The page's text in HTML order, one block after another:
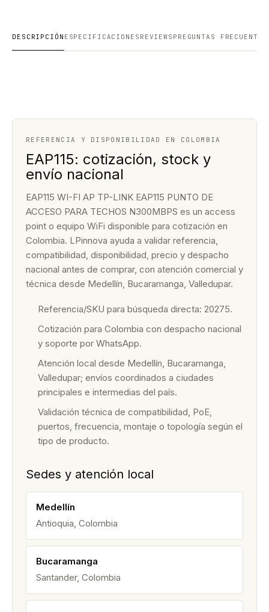
DESCRIPCIÓN ESPECIFICACIONES REVIEWS PREGUNTAS FRECUENTES
REFERENCIA Y DISPONIBILIDAD EN COLOMBIA
EAP115: cotización, stock y
envío nacional
EAP115 WI-FI AP TP-LINK EAP115 PUNTO DE
ACCESO PARA TECHOS N300MBPS es un access
point o equipo WiFi disponible para cotización en
Colombia. LPinnova ayuda a validar referencia,
compatibilidad, disponibilidad, precio y despacho
nacional antes de comprar, con atención comercial y
técnica desde Medellín, Bucaramanga, Valledupar.
Referencia/SKU para búsqueda directa: 20275.
Cotización para Colombia con despacho nacional
y soporte por WhatsApp.
Atención local desde Medellín, Bucaramanga,
Valledupar; envíos coordinados a ciudades
principales e intermedias del país.
Validación técnica de compatibilidad, PoE,
puertos, frecuencia, montaje o topología según el
tipo de producto.
Sedes y atención local
Medellín
Antioquia, Colombia
Bucaramanga
Santander, Colombia